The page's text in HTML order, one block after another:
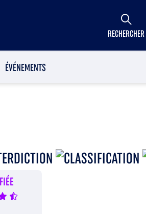
RECHERCHER
ÉVÉNEMENTS